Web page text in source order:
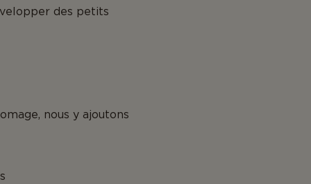
des petits
nous y ajoutons